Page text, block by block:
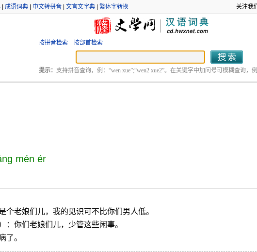
| 成语词典| 中文转拼音| 文言文字典| 繁体字转换 关注我
按拼音检索 按部首检索
提示： 支持拼音查询，例：“wen xue”;“wen2 xue2”。在关键字中加问号可模糊查询，例
mén ér
老娘们儿，我的见识可不比你们男人低。
你们老娘们儿，少管这些闲事。
了。